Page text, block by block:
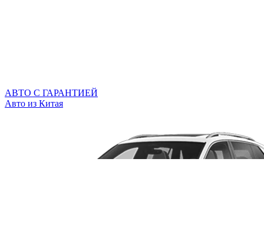
АВТО С ГАРАНТИЕЙ
Авто из Китая